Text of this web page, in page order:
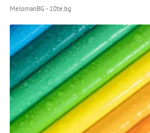
MelomanBG - 10te.bg